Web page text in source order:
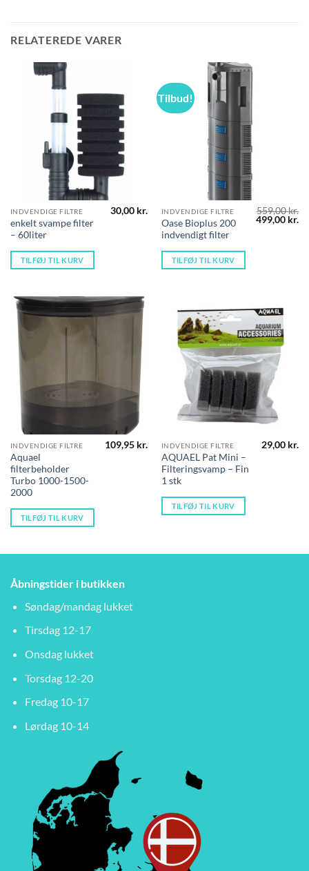
RELATEREDE VARER
INDVENDIGE FILTRE
enkelt svampe filter
– 60liter
30,00 kr.
TILFØJ TIL KURV
Tilbud!
INDVENDIGE FILTRE
Oase Bioplus 200
indvendigt filter
559,00kr.
Den
oprindelige
499,00 kr.
TILFØJ TIL KURV
INDVENDIGE FILTRE
Aquael
filterbeholder
Turbo 1000-1500-
2000
109,95 kr.
TILFØJ TIL KURV
INDVENDIGE FILTRE
AQUAEL Pat Mini –
Filteringsvamp – Fin
1 stk
29,00 kr.
TILFØJ TIL KURV
Åbningstider i butikken
Søndag/mandag lukket
Tirsdag 12-17
Onsdag lukket
Torsdag 12-20
Fredag 10-17
Lørdag 10-14